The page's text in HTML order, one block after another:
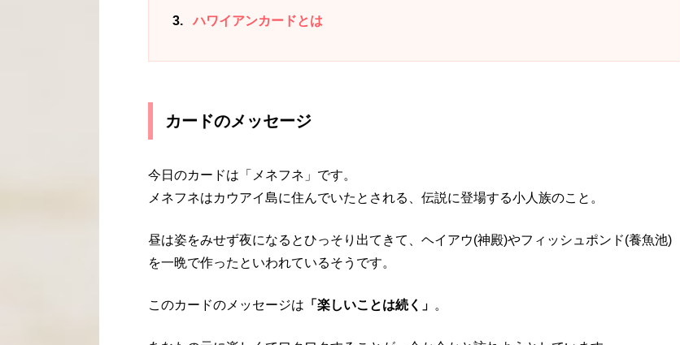
3 ハワイアンカードとは
カードのメッセージ
今日のカードは「メネフネ」です。
メネフネはカウアイ島に住んでいたとされる、伝説に登場する小人族のこと。
昼は姿をみせず夜になるとひっそり出てきて、ヘイアウ(神殿)やフィッシュポンド(養魚池)
を一晩で作ったといわれているそうです。
このカードのメッセージは 「楽しいことは続く」 。